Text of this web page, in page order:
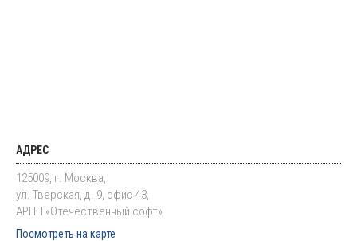
АДРЕС
125009, г. Москва,
ул. Тверская, д. 9, офис 43,
АРПП «Отечественный софт»
Посмотреть на карте